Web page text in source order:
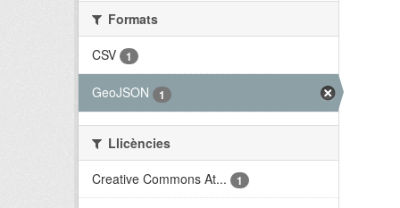
Formats
CSV
1
GeoJSON 1
Llicències
Creative Commons At...
1